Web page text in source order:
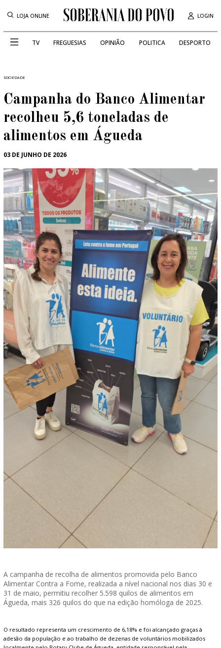
LOJA ONLINE LOGIN
TV FREGUESIAS OPINIÃO POLITICA DESPORTO
SOCIEDADE
Campanha do Banco Alimentar
recolheu 5,6 toneladas de
alimentos em Águeda
03 DE JUNHO DE 2026
A campanha de recolha de alimentos promovida pelo Banco
Alimentar Contra a Fome, realizada a nível nacional nos dias 30 e
31 de maio, permitiu recolher 5.598 quilos de alimentos em
Águeda, mais 326 quilos do que na edição homóloga de 2025.
O resultado representa um crescimento de 6,18% e foi alcançado graças à
adesão da população e ao trabalho de dezenas de voluntários mobilizados